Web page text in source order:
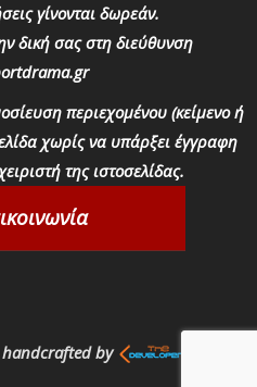
γίνονται δωρεάν.
δική σας στη διεύθυνση
περιεχομένου (κείμενο ή
χωρίς να υπάρξει έγγραφη
της ιστοσελίδας.
handcrafted by